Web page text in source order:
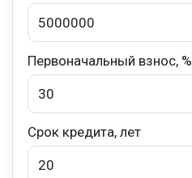
Первоначальный взнос, %
Срок кредита, лет